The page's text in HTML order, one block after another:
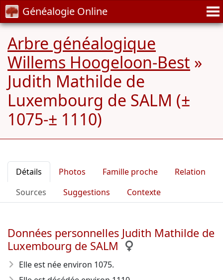
Généalogie Online
Arbre généalogique
Willems Hoogeloon-Best »
Judith Mathilde de
Luxembourg de SALM (±
1075-± 1110)
Détails Photos Famille proche
Relation
Sources
Suggestions Contexte
Données personnelles Judith Mathilde de
Luxembourg de SALM
Elle est née environ 1075.